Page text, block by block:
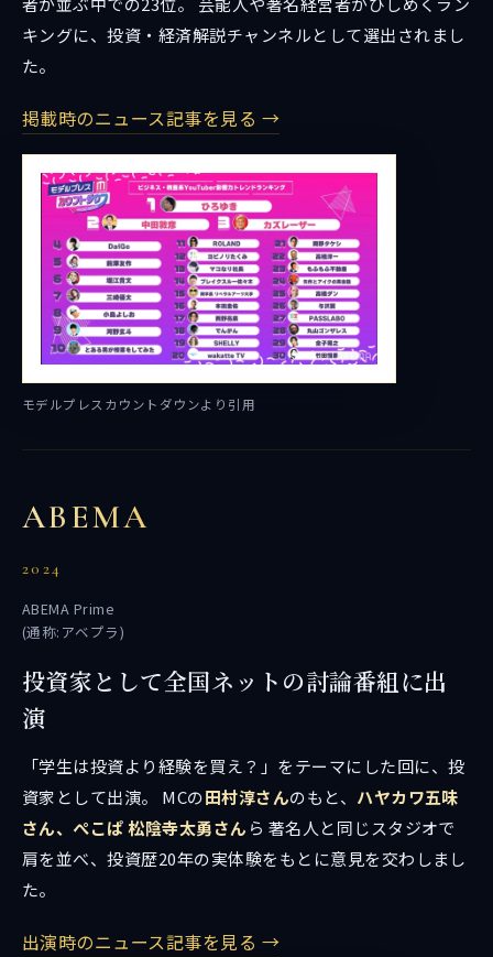
キングに、投資・経済解説チャンネルとして選出されまし
た。
掲載時のニュース記事を見る →
モデルプレスカウントダウンより引用
ABEMA
2024
ABEMA Prime
(通称:アベプラ)
投資家として全国ネットの討論番組に出
演
「学生は投資より経験を買え？」をテーマにした回に、投
資家として出演。 MCの田村淳さんのもと、 ハヤカワ五味
さん、ぺこぱ 松陰寺太勇さん ら 著名人と同じスタジオで
肩を並べ、投資歴20年の実体験をもとに意見を交わしまし
た。
出演時のニュース記事を見る →